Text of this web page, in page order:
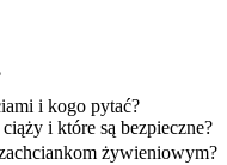
i kogo pytać?
i które są bezpieczne?
żywieniowym?